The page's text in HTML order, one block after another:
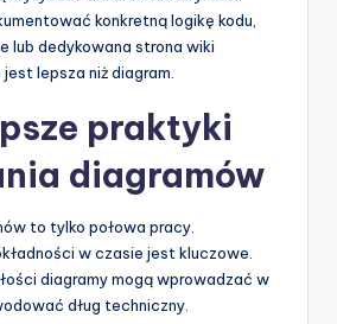
konkretną logikę kodu,
lub dedykowana strona wiki
lepsza niż diagram.
praktyki
diagramów
to tylko połowa pracy.
w czasie jest kluczowe.
diagramy mogą wprowadzać w
dług techniczny.